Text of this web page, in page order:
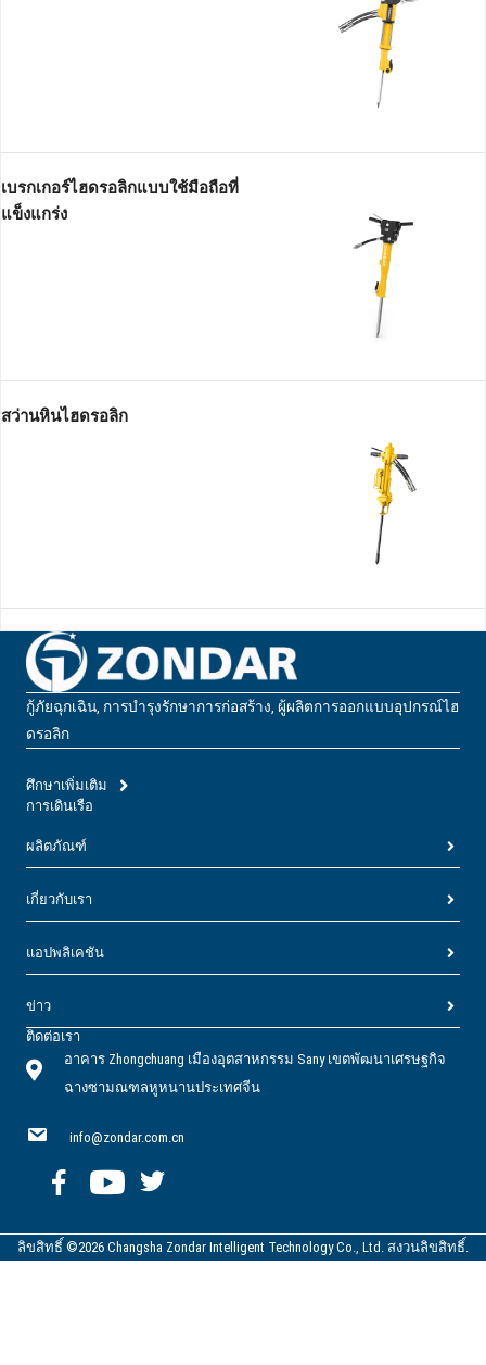
เบรกเกอร์ไฮดรอลิกแบบใช้มือถือที่
แข็งแกร่ง
สว่านหินไฮดรอลิก
กู้ภัยฉุกเฉิน, การบํารุงรักษาการก่อสร้าง, ผู้ผลิตการออกแบบอุปกรณ์ไฮ
ดรอลิก
ศึกษาเพิ่มเติม
การเดินเรือ
ผลิตภัณฑ์
เกี่ยวกับเรา
แอปพลิเคชัน
ข่าว
ติดต่อเรา
อาคาร Zhongchuang เมืองอุตสาหกรรม Sany เขตพัฒนาเศรษฐกิจ
ฉางซามณฑลหูหนานประเทศจีน
info@zondar.com.cn
ลิขสิทธิ์ ©2026 Changsha Zondar Intelligent Technology Co., Ltd. สงวนลิขสิทธิ์.